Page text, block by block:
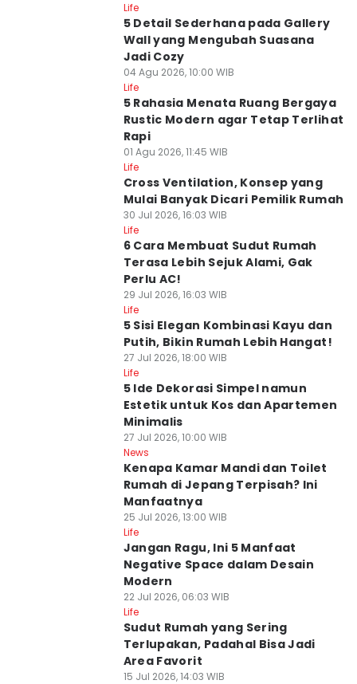
Life
5 Detail Sederhana pada Gallery
Wall yang Mengubah Suasana
Jadi Cozy
04 Agu 2026, 10:00 WIB
Life
5 Rahasia Menata Ruang Bergaya
Rustic Modern agar Tetap Terlihat
Rapi
01 Agu 2026, 11:45 WIB
Life
Cross Ventilation, Konsep yang
Mulai Banyak Dicari Pemilik Rumah
30 Jul 2026, 16:03 WIB
Life
6 Cara Membuat Sudut Rumah
Terasa Lebih Sejuk Alami, Gak
Perlu AC!
29 Jul 2026, 16:03 WIB
Life
5 Sisi Elegan Kombinasi Kayu dan
Putih, Bikin Rumah Lebih Hangat!
27 Jul 2026, 18:00 WIB
Life
5 Ide Dekorasi Simpel namun
Estetik untuk Kos dan Apartemen
Minimalis
27 Jul 2026, 10:00 WIB
News
Kenapa Kamar Mandi dan Toilet
Rumah di Jepang Terpisah? Ini
Manfaatnya
25 Jul 2026, 13:00 WIB
Life
Jangan Ragu, Ini 5 Manfaat
Negative Space dalam Desain
Modern
22 Jul 2026, 06:03 WIB
Life
Sudut Rumah yang Sering
Terlupakan, Padahal Bisa Jadi
Area Favorit
15 Jul 2026, 14:03 WIB